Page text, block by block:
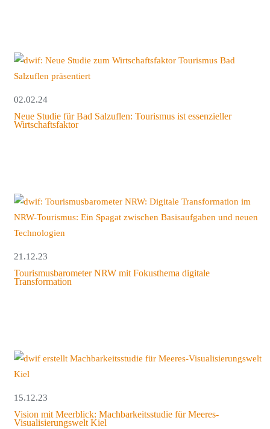
02.02.24
Neue Studie für Bad Salzuflen: Tourismus ist essenzieller
Wirtschaftsfaktor
21.12.23
Tourismusbarometer NRW mit Fokusthema digitale
Transformation
15.12.23
Vision mit Meerblick: Machbarkeitsstudie für Meeres-
Visualisierungswelt Kiel